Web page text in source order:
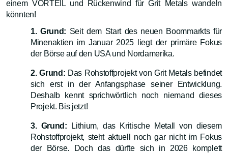
einem VORTEIL und Rückenwind für Grit Metals wandeln
könnten!
1. Grund: Seit dem Start des neuen Boommarkts für
Minenaktien im Januar 2025 liegt der primäre Fokus
der Börse auf den USA und Nordamerika.
2. Grund: Das Rohstoffprojekt von Grit Metals befindet
sich erst in der Anfangsphase seiner Entwicklung.
Deshalb kennt sprichwörtlich noch niemand dieses
Projekt. Bis jetzt!
3. Grund:
Lithium, das Kritische Metall von diesem
Rohstoffprojekt, steht aktuell noch gar nicht im Fokus
der Börse. Doch das dürfte sich in 2026 komplett